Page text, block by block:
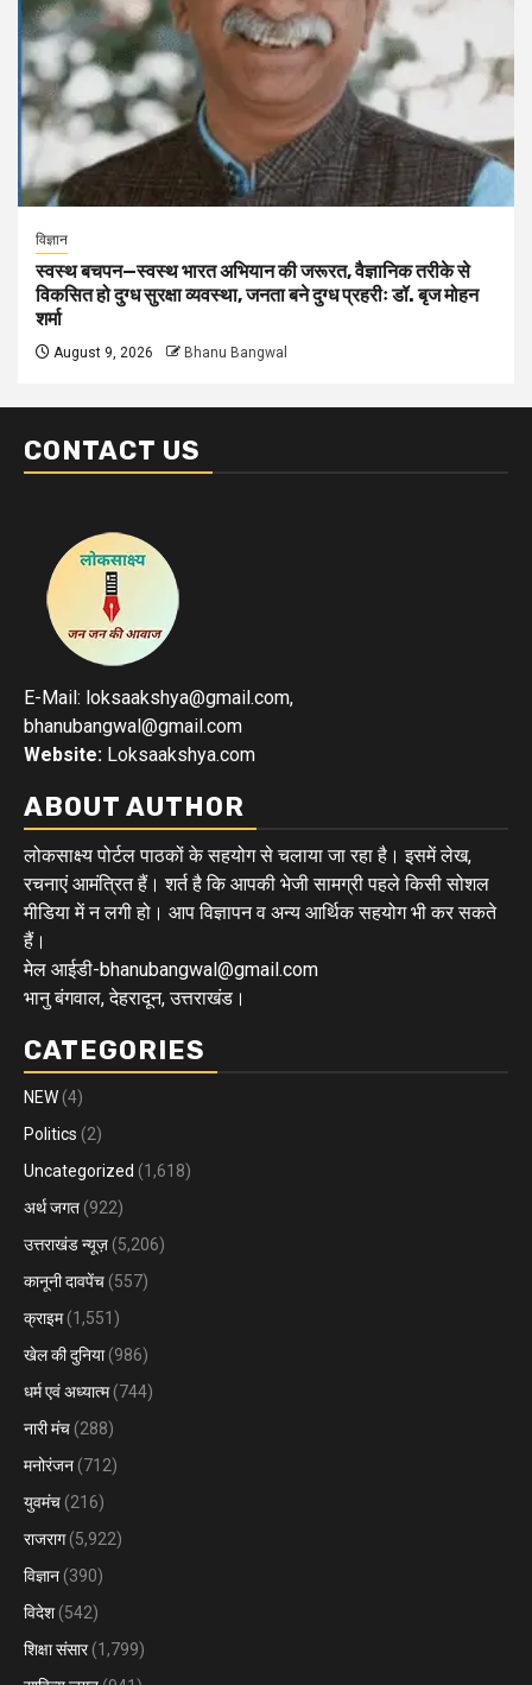
विज्ञान
स्वस्थ बचपन—स्वस्थ भारत अभियान की जरूरत, वैज्ञानिक तरीके से
विकसित हो दुग्ध सुरक्षा व्यवस्था, जनता बने दुग्ध प्रहरीः डॉ. बृज मोहन
शर्मा
August 9, 2026 Bhanu Bangwal
CONTACT US
E-Mail: loksaakshya@gmail.com,
bhanubangwal@gmail.com
Website: Loksaakshya.com
ABOUT AUTHOR
लोकसाक्ष्य पोर्टल पाठकों के सहयोग से चलाया जा रहा है। इसमें लेख,
रचनाएं आमंत्रित हैं। शर्त है कि आपकी भेजी सामग्री पहले किसी सोशल
मीडिया में न लगी हो। आप विज्ञापन व अन्य आर्थिक सहयोग भी कर सकते
हैं।
मेल आईडी-bhanubangwal@gmail.com
भानु बंगवाल, देहरादून, उत्तराखंड।
CATEGORIES
NEW (4)
Politics (2)
Uncategorized (1,618)
अर्थ जगत (922)
उत्तराखंड न्यूज़ (5,206)
कानूनी दावपेंच (557)
क्राइम(1,551)
खेल की दुनिया(986)
धर्म एवं अध्यात्म(744)
नारी मंच (288)
मनोरंजन (712)
युवमंच (216)
राजराग(5,922)
विज्ञान (390)
विदेश (542)
शिक्षा संसार(1,799)